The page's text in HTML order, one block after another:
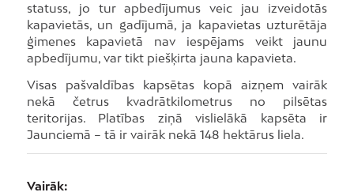
statuss, jo tur apbedījumus veic jau izveidotās
kapavietās, un gadījumā, ja kapavietas uzturētāja
ģimenes kapavietā nav iespējams veikt jaunu
apbedījumu, var tikt piešķirta jauna kapavieta.
Visas pašvaldības kapsētas kopā aizņem vairāk
nekā četrus kvadrātkilometrus no pilsētas
teritorijas. Platības ziņā vislielākā kapsēta ir
Jaunciemā – tā ir vairāk nekā 148 hektārus liela.
Vairāk: